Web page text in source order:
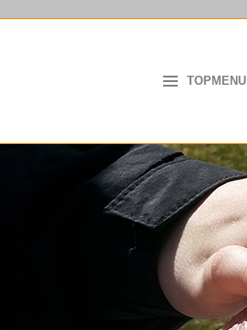
TOPMENU